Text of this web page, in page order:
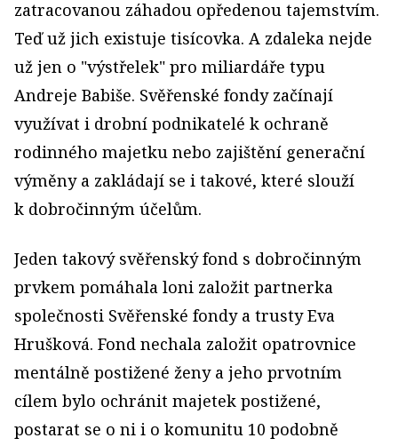
zatracovanou záhadou opředenou tajemstvím.
Teď už jich existuje tisícovka. A zdaleka nejde
už jen o "výstřelek" pro miliardáře typu
Andreje Babiše. Svěřenské fondy začínají
využívat i drobní podnikatelé k ochraně
rodinného majetku nebo zajištění generační
výměny a zakládají se i takové, které slouží
k dobročinným účelům.
Jeden takový svěřenský fond s dobročinným
prvkem pomáhala loni založit partnerka
společnosti Svěřenské fondy a trusty Eva
Hrušková. Fond nechala založit opatrovnice
mentálně postižené ženy a jeho prvotním
cílem bylo ochránit majetek postižené,
postarat se o ni i o komunitu 10 podobně